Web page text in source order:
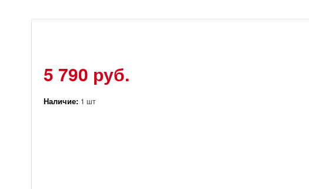
5 790 руб.
Наличие: 1 шт